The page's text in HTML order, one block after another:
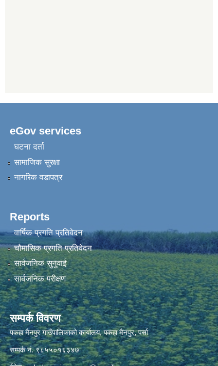
eGov services
घटना दर्ता
सामाजिक सुरक्षा
नागरिक वडापत्र
Reports
वार्षिक प्रगति प्रतिवेदन
चौमासिक प्रगति प्रतिवेदन
सार्वजनिक सुनुवाई
सार्वजनिक परीक्षण
सम्पर्क विवरण
पकहा मैनपुर गाउँपालिकाको कार्यालय, पकहा मैनपुर, पर्सा
सम्पर्क नं. ९८५५०१६३४७